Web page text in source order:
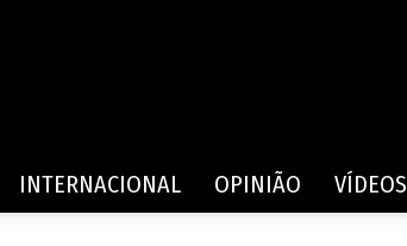
INTERNACIONAL OPINIÃO VÍDEOS